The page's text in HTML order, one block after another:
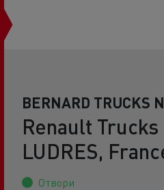
BERNARD TRUCKS
Renault
LUDRES,
Отвори